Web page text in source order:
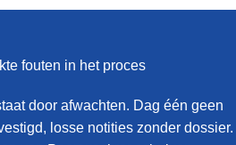
fouten in het proces
door afwachten. Dag één geen
losse notities zonder dossier.